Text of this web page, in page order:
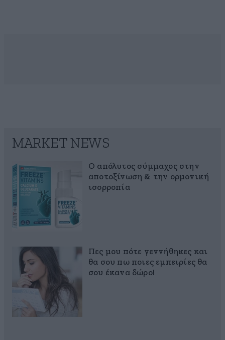
MARKET NEWS
Ο απόλυτος σύμμαχος στην
αποτοξίνωση & την ορμονική
ισορροπία
Πες μου πότε γεννήθηκες και
θα σου πω ποιες εμπειρίες θα
σου έκανα δώρο!